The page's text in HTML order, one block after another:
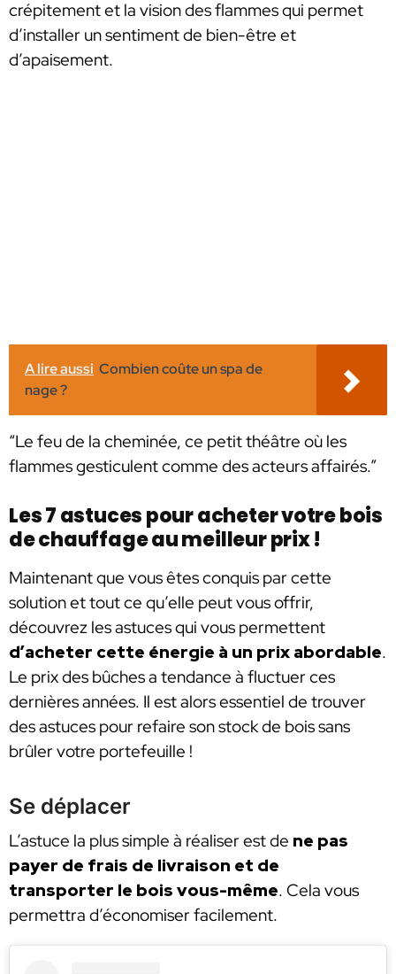
crépitement et la vision des flammes qui permet
d’installer un sentiment de bien-être et
d’apaisement.
A lire aussi Combien coûte un spa de
nage ?
“Le feu de la cheminée, ce petit théâtre où les
flammes gesticulent comme des acteurs affairés.”
Les 7 astuces pour acheter votre bois
de chauffage au meilleur prix !
Maintenant que vous êtes conquis par cette
solution et tout ce qu’elle peut vous offrir,
découvrez les astuces qui vous permettent
d’acheter cette énergie à un prix abordable.
Le prix des bûches a tendance à fluctuer ces
dernières années. Il est alors essentiel de trouver
des astuces pour refaire son stock de bois sans
brûler votre portefeuille !
Se déplacer
L’astuce la plus simple à réaliser est de ne pas
payer de frais de livraison et de
transporter le bois vous-même. Cela vous
permettra d’économiser facilement.